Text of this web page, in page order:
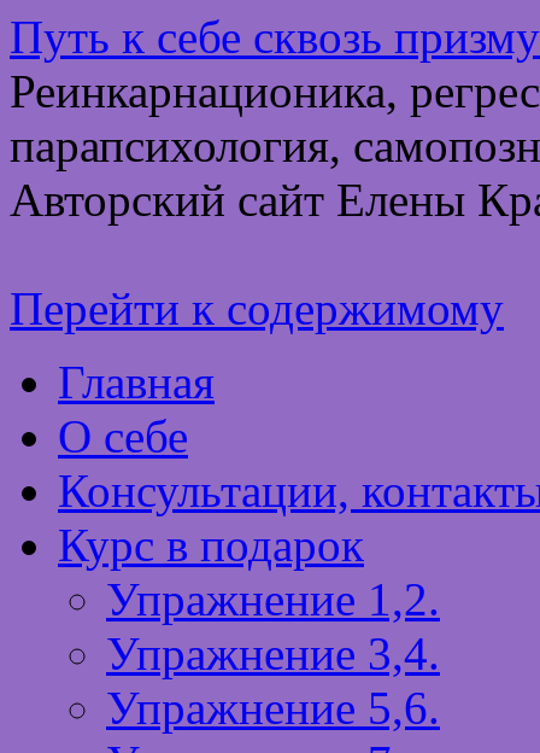
Путь к себе сквозь
Реинкарнационика,
парапсихология,
Авторский сайт Елены
Перейти к содержимому
Главная
О себе
Консультации,
Курс в подарок
Упражнение 1,2.
Упражнение 3,4.
Упражнение 5,6.